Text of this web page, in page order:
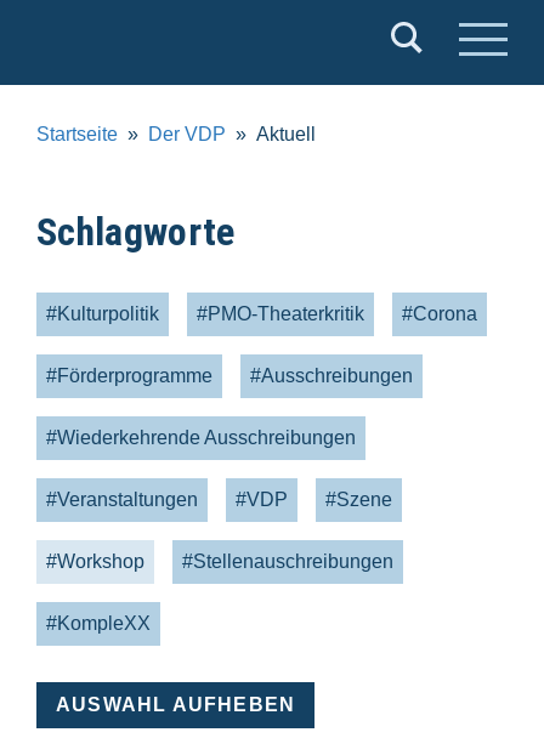
e.V.
Startseite Der VDP Aktuell
Schlagworte
#Kulturpolitik #PMO-Theaterkritik #Corona
#Förderprogramme #Ausschreibungen
#Wiederkehrende Ausschreibungen
#Veranstaltungen #VDP #Szene
#Workshop #Stellenauschreibungen
#KompleXX
AUSWAHL AUFHEBEN